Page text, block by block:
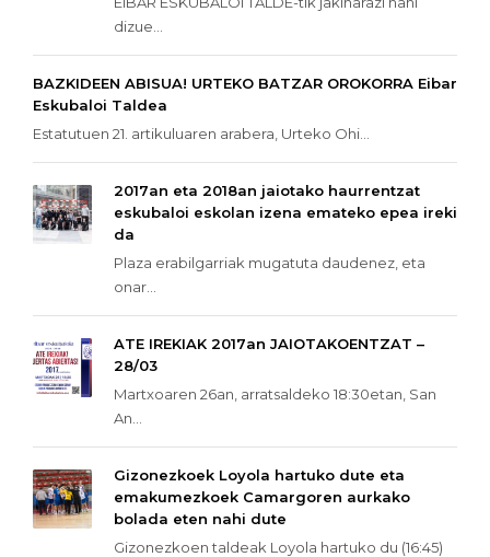
dizue...
BAZKIDEEN ABISUA! URTEKO BATZAR OROKORRA Eibar
Eskubaloi Taldea
Estatutuen 21. artikuluaren arabera, Urteko Ohi...
2017an eta 2018an jaiotako haurrentzat
eskubaloi eskolan izena emateko epea ireki
da
Plaza erabilgarriak mugatuta daudenez, eta
onar...
ATE IREKIAK 2017an JAIOTAKOENTZAT –
28/03
Martxoaren 26an, arratsaldeko 18:30etan, San
An...
Gizonezkoek Loyola hartuko dute eta
emakumezkoek Camargoren aurkako
bolada eten nahi dute
Gizonezkoen taldeak Loyola hartuko du (16:45)